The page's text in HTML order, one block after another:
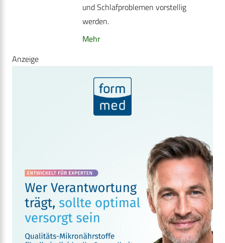
und Schlafproblemen vorstellig
werden.
Mehr
Anzeige